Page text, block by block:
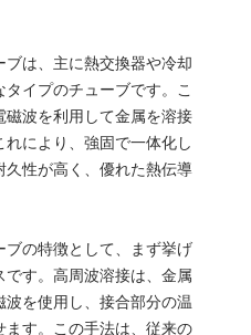
は、主に熱交換器や冷却
イプのチューブです。こ
波を利用して金属を溶接
により、強固で一体化し
性が高く、優れた熱伝導
の特徴として、まず挙げ
す。高周波溶接は、金属
を使用し、接合部分の温
ます。この手法は、従来の